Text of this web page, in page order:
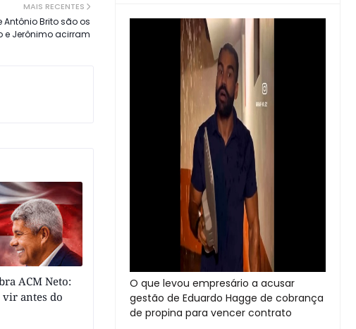
MAIS RECENTES
Antônio Brito são os
e Jerônimo acirram
ACM Neto:
antes do
O que levou empresário a acusar
gestão de Eduardo Hagge de cobrança
de propina para vencer contrato